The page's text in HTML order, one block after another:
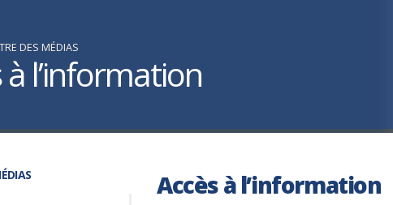
DES MÉDIAS
à l’information
Accès à l’information